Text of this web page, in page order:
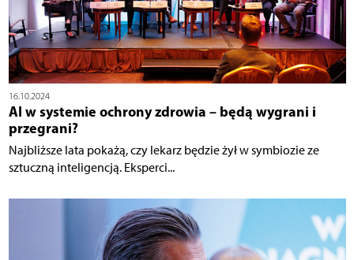
16.10.2024
AI w systemie ochrony zdrowia – będą wygrani i
przegrani?
Najbliższe lata pokażą, czy lekarz będzie żył w symbiozie ze
sztuczną inteligencją. Eksperci...